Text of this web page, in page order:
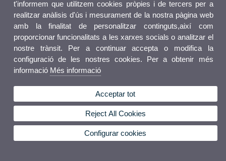
t'informem que utilitzem cookies pròpies i de tercers per a
realitzar anàlisis d'ús i mesurament de la nostra pàgina web
amb la finalitat de personalitzar continguts,així com
proporcionar funcionalitats a les xarxes socials o analitzar el
nostre trànsit. Per a continuar accepta o modifica la
configuració de les nostres cookies. Per a obtenir més
informació Més informació
Acceptar tot
Reject All Cookies
Configurar cookies